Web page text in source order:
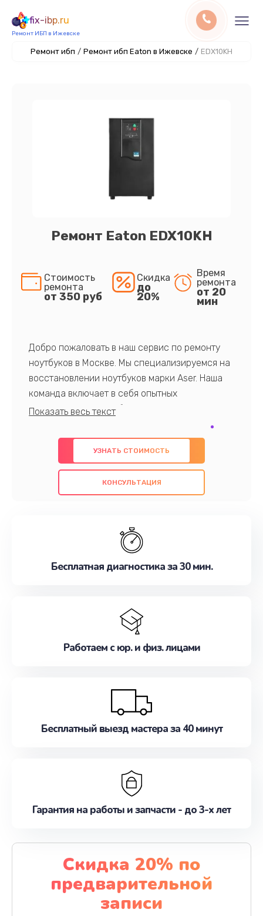
fix-ibp.ru
Ремонт ИБП в Ижевске
Ремонт ибп / Ремонт ибп Eaton в Ижевске / EDX10KH
Ремонт Eaton EDX10KH
Стоимость
ремонта
от 350 руб
Скидка
до
20%
Время
ремонта
от 20
мин
Добро пожаловать в наш сервис по ремонту
ноутбуков в Москве. Мы специализируемся на
восстановлении ноутбуков марки Aser. Наша
команда включает в себя опытных
профессионалов с обширными знаниями и
многолетним опытом в данной области. Мы
предлагаем быстрый и качественный ремонт с
использованием оригинальных компонентов, а
также гарантируем качество всех
проведенных работ. Наша цель - предоставить
наилучшим образом. Не медлите записаться на
УЗНАТЬ СТОИМОСТЬ
КОНСУЛЬТАЦИЯ
Бесплатная диагностика за 30 мин.
Работаем с юр. и физ. лицами
Бесплатный выезд мастера за 40 минут
Гарантия на работы и запчасти - до 3-х лет
Скидка 20% по
предварительной
записи